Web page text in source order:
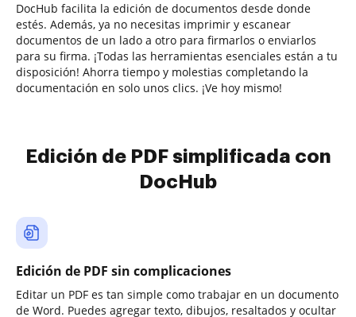
DocHub facilita la edición de documentos desde donde
estés. Además, ya no necesitas imprimir y escanear
documentos de un lado a otro para firmarlos o enviarlos
para su firma. ¡Todas las herramientas esenciales están a tu
disposición! Ahorra tiempo y molestias completando la
documentación en solo unos clics. ¡Ve hoy mismo!
Edición de PDF simplificada con
DocHub
Edición de PDF sin complicaciones
Editar un PDF es tan simple como trabajar en un documento
de Word. Puedes agregar texto, dibujos, resaltados y ocultar